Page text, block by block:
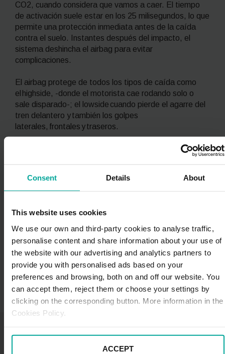
Consent Details About
This website uses cookies
We use our own and third-party cookies to analyse traffic,
personalise content and share information about your use of
the website with our advertising and analytics partners to
provide you with personalised ads based on your
preferences and browsing, both on and off our website. You
can accept them, reject them or choose your settings by
clicking on the corresponding button. More information in the
Cookies Policy.
ACCEPT
CO2, cuando considera que vamos a caer. El tiempo
de activación suele estar en los 25 milisegundos, lo que
permite una protección inmediata antes de la caída
contra el suelo. Instantes después del impacto, el
sistema deshincha el airbag para evitar
complicaciones.
El airbag protege de todos los tipos de caída como
el highside, -donde el motorista cae rodando solo o
sale disparado-; el
lowside cuando pierde el agarre del
tren delantero y también los golpes
laterales, frontales y traseros.
automático), el fabricante o el nivel de protección,
entre otras características.
En un momentocon tantos vehículos de dos ruedas en
circulación, su protección debe ser una prioridad.
También te puede gustar